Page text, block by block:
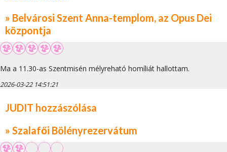
» Belvárosi Szent Anna-templom, az Opus Dei
központja
Ma a 11.30-as Szentmisén mélyreható homíliát hallottam.
2026-03-22 14:51:21
JUDIT hozzászólása
» Szalafői Bölényrezervátum